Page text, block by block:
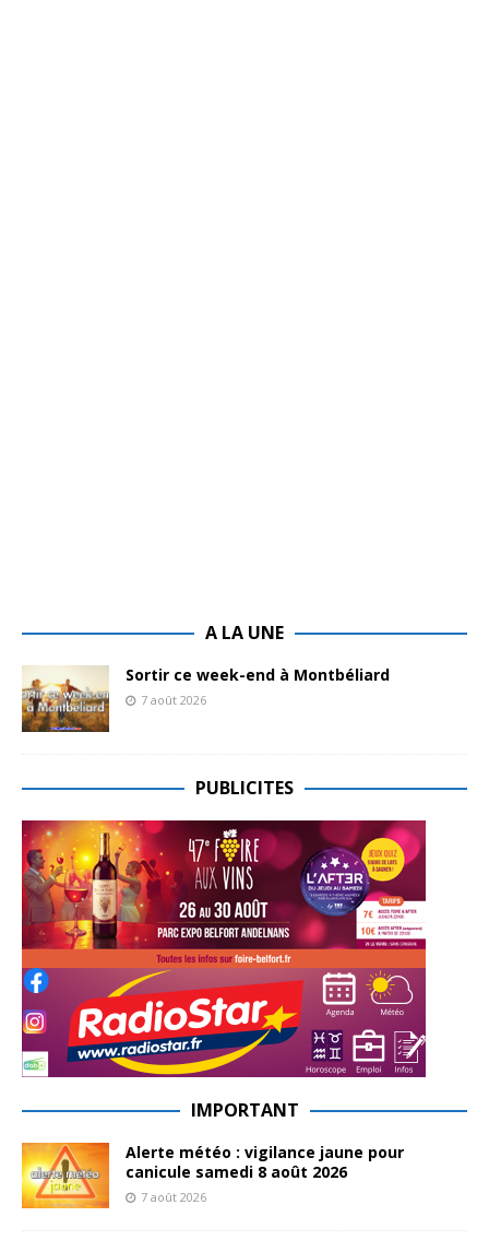
A LA UNE
Sortir ce week-end à Montbéliard
7 août 2026
PUBLICITES
IMPORTANT
Alerte météo : vigilance jaune pour
canicule samedi 8 août 2026
7 août 2026